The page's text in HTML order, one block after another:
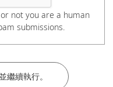
not you are a human
submissions.